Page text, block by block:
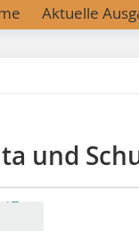
Aktuelle
und